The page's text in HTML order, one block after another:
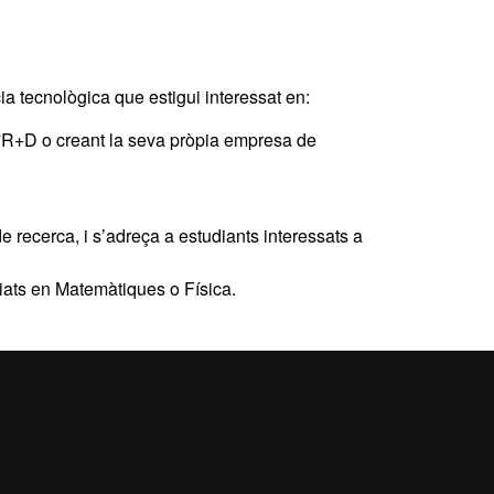
tecnològica que estigui interessat en:
o creant la seva pròpia empresa de
recerca, i s’adreça a estudiants interessats a
en Matemàtiques o Física.